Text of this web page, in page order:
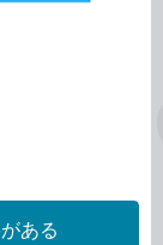
ある